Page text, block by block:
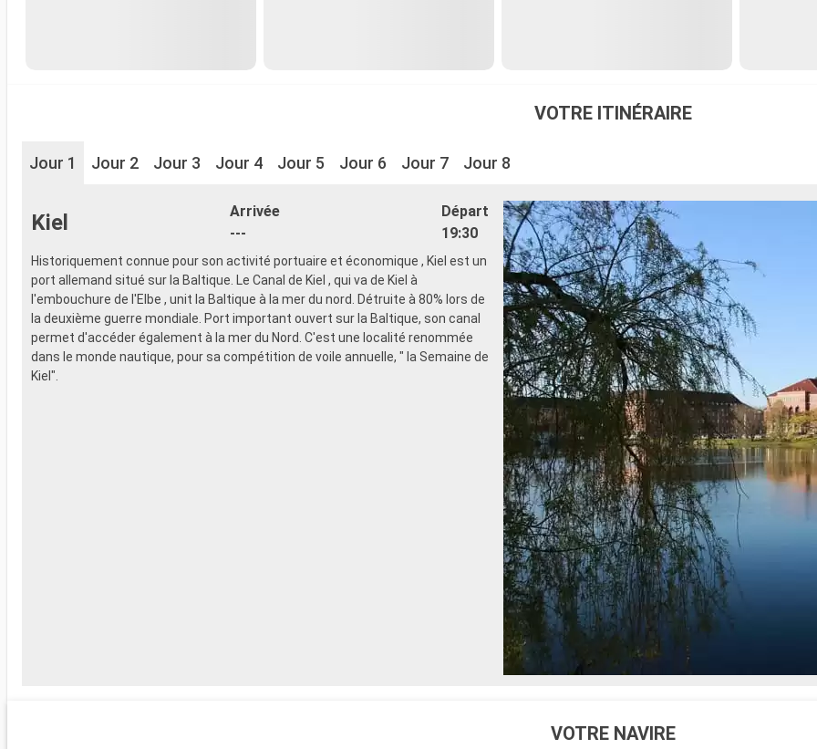
VOTRE ITINÉRAIRE
Jour 1 Jour 2 Jour 3 Jour 4 Jour 5 Jour 6 Jour 7 Jour 8
Kiel
Arrivée
---
Départ
19:30
Historiquement connue pour son activité portuaire et économique , Kiel est un
port allemand situé sur la Baltique. Le Canal de Kiel , qui va de Kiel à
l'embouchure de l'Elbe , unit la Baltique à la mer du nord. Détruite à 80% lors de
la deuxième guerre mondiale. Port important ouvert sur la Baltique, son canal
permet d'accéder également à la mer du Nord. C'est une localité renommée
dans le monde nautique, pour sa compétition de voile annuelle, " la Semaine de
Kiel".
VOTRE NAVIRE